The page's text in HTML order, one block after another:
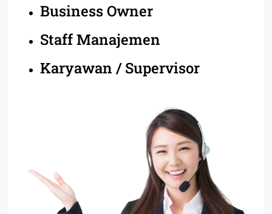
Business Owner
Staff Manajemen
Karyawan / Supervisor